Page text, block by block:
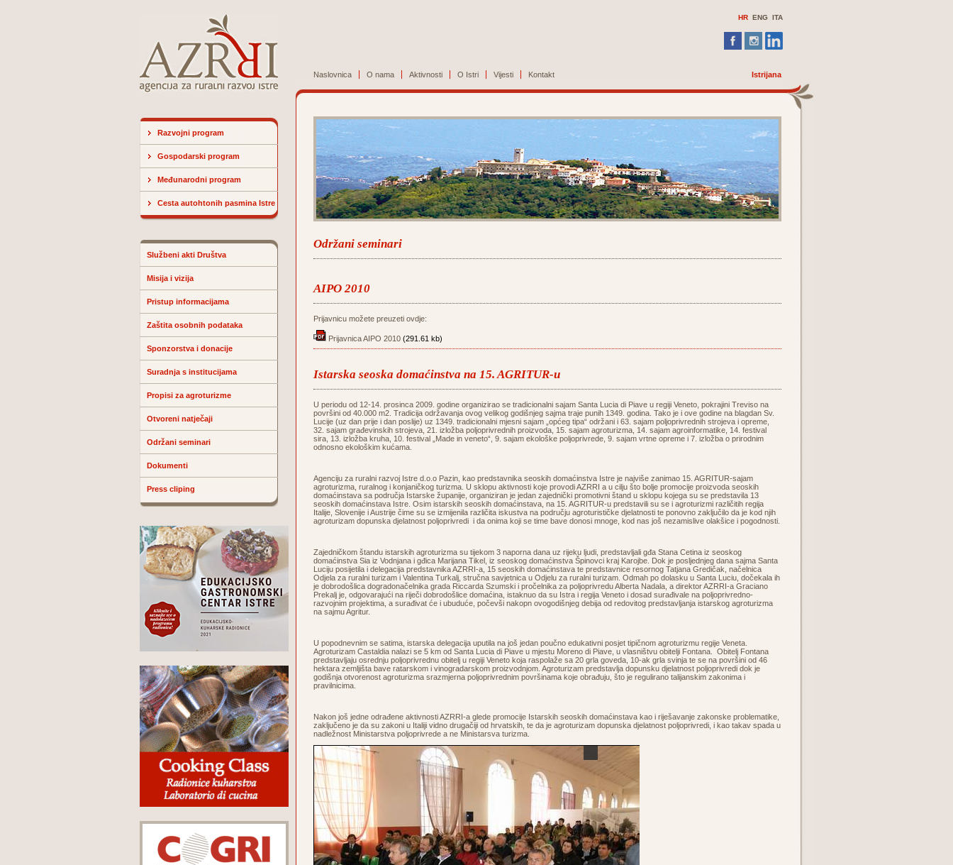
HR ENG ITA
Naslovnica O nama Aktivnosti O Istri Vijesti Kontakt Istrijana
Razvojni program
Gospodarski program
Međunarodni program
Cesta autohtonih pasmina Istre
Službeni akti Društva
Misija i vizija
Pristup informacijama
Zaštita osobnih podataka
Sponzorstva i donacije
Suradnja s institucijama
Propisi za agroturizme
Otvoreni natječaji
Održani seminari
Dokumenti
Press cliping
Održani seminari
AIPO 2010
Prijavnicu možete preuzeti ovdje:
Prijavnica AIPO 2010 (291.61 kb)
Istarska seoska domaćinstva na 15. AGRITUR-u
U periodu od 12-14. prosinca 2009. godine organizirao se tradicionalni sajam Santa Lucia di Piave u regiji Veneto, pokrajini Treviso na
površini od 40.000 m2. Tradicija održavanja ovog velikog godišnjeg sajma traje punih 1349. godina. Tako je i ove godine na blagdan Sv.
Lucije (uz dan prije i dan poslije) uz 1349. tradicionalni mjesni sajam „općeg tipa“ održani i 63. sajam poljoprivrednih strojeva i opreme,
32. sajam građevinskih strojeva, 21. izložba poljoprivrednih proizvoda, 15. sajam agroturizma, 14. sajam agroinformatike, 14. festival
sira, 13. izložba kruha, 10. festival „Made in veneto“, 9. sajam ekološke poljoprivrede, 9. sajam vrtne opreme i 7. izložba o prirodnim
odnosno ekološkim kućama.
Agenciju za ruralni razvoj Istre d.o.o Pazin, kao predstavnika seoskih domaćinstva Istre je najviše zanimao 15. AGRITUR-sajam
agroturizma, ruralnog i konjaničkog turizma. U sklopu aktivnosti koje provodi AZRRI a u cilju što bolje promocije proizvoda seoskih
domaćinstava sa područja Istarske županije, organiziran je jedan zajednički promotivni štand u sklopu kojega su se predstavila 13
seoskih domaćinstava Istre. Osim istarskih seoskih domaćinstava, na 15. AGRITUR-u predstavili su se i agroturizmi različitih regija
Italije, Slovenije i Austrije čime su se izmijenila različita iskustva na području agroturističke djelatnosti te ponovno zaključilo da je kod njih
agroturizam dopunska djelatnost poljoprivredi i da onima koji se time bave donosi mnoge, kod nas još nezamislive olakšice i pogodnosti.
Zajedničkom štandu istarskih agroturizma su tijekom 3 naporna dana uz rijeku ljudi, predstavljali gđa Stana Cetina iz seoskog
domaćinstva Sia iz Vodnjana i gđica Marijana Tikel, iz seoskog domaćinstva Špinovci kraj Karojbe. Dok je posljednjeg dana sajma Santa
Luciju posijetila i delegacija predstavnika AZRRI-a, 15 seoskih domaćinstava te predstavnice resornog Tatjana Gredičak, načelnica
Odjela za ruralni turizam i Valentina Turkalj, stručna savjetnica u Odjelu za ruralni turizam. Odmah po dolasku u Santa Luciu, dočekala ih
je dobrodošlica dogradonačelnika grada Riccarda Szumski i pročelnika za poljoprivredu Alberta Nadala, a direktor AZRRI-a Graciano
Prekalj je, odgovarajući na riječi dobrodošlice domaćina, istaknuo da su Istra i regija Veneto i dosad surađivale na poljoprivredno-
razvojnim projektima, a surađivat će i ubuduće, počevši nakopn ovogodišnjeg debija od redovitog predstavljanja istarskog agroturizma
na sajmu Agritur.
U popodnevnim se satima, istarska delegacija uputila na još jedan poučno edukativni posjet tipičnom agroturizmu regije Veneta.
Agroturizam Castaldia nalazi se 5 km od Santa Lucia di Piave u mjestu Moreno di Piave, u vlasništvu obitelji Fontana. Obitelj Fontana
predstavljaju osrednju poljoprivrednu obitelj u regiji Veneto koja raspolaže sa 20 grla goveda, 10-ak grla svinja te se na površini od 46
hektara zemljišta bave ratarskom i vinogradarskom proizvodnjom. Agroturizam predstavlja dopunsku djelatnost poljoprivredi dok je
godišnja otvorenost agroturizma srazmjerna poljoprivrednim površinama koje obrađuju, što je regulirano talijanskim zakonima i
pravilnicima.
Nakon još jedne odrađene aktivnosti AZRRI-a glede promocije Istarskih seoskih domaćinstava kao i riješavanje zakonske problematike,
zaključeno je da su zakoni u Italiji vidno drugačiji od hrvatskih, te da je agroturizam dopunska djelatnost poljoprivredi, i kao takav spada u
nadležnost Ministarstva poljoprivrede a ne Ministarsva turizma.